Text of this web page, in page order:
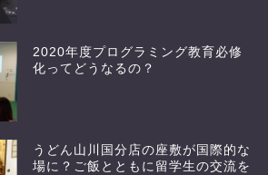
2020年度プログラミング教育必修
化ってどうなるの？
うどん山川国分店の座敷が国際的な
場に？ご飯とともに留学生の交流を